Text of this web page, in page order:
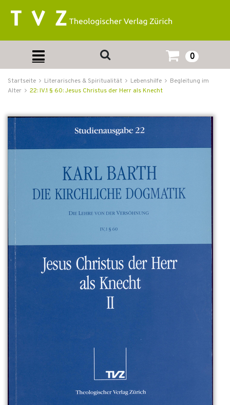
0
Startseite Literarisches & Spiritualität Lebenshilfe
Begleitung im
Alter
22: IV.1 § 60: Jesus Christus der Herr als Knecht